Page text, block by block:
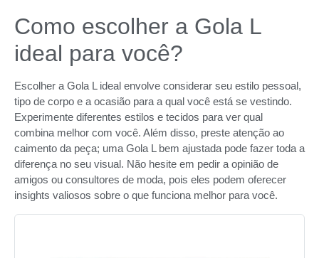
Como escolher a Gola L
ideal para você?
Escolher a Gola L ideal envolve considerar seu estilo pessoal,
tipo de corpo e a ocasião para a qual você está se vestindo.
Experimente diferentes estilos e tecidos para ver qual
combina melhor com você. Além disso, preste atenção ao
caimento da peça; uma Gola L bem ajustada pode fazer toda a
diferença no seu visual. Não hesite em pedir a opinião de
amigos ou consultores de moda, pois eles podem oferecer
insights valiosos sobre o que funciona melhor para você.